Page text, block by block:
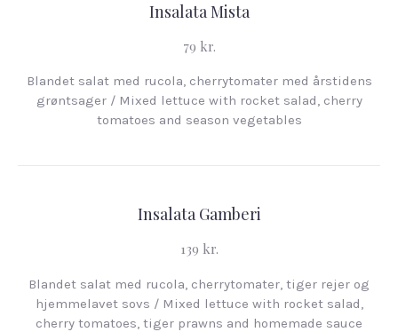
Insalata Mista
79 kr.
Blandet salat med rucola, cherrytomater med årstidens
grøntsager / Mixed lettuce with rocket salad, cherry
tomatoes and season vegetables
Insalata Gamberi
139 kr.
Blandet salat med rucola, cherrytomater, tiger rejer og
hjemmelavet sovs / Mixed lettuce with rocket salad,
cherry tomatoes, tiger prawns and homemade sauce